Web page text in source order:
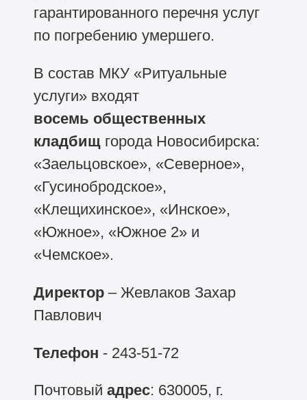
гарантированного перечня услуг
по погребению умершего.
В состав МКУ «Ритуальные
услуги» входят
восемь общественных
кладбищгорода Новосибирска:
«Заельцовское», «Северное»,
«Гусинобродское»,
«Клещихинское», «Инское»,
«Южное», «Южное 2» и
«Чемское».
Директор– Жевлаков Захар
Павлович
Телефон - 243-51-72
Почтовый адрес: 630005, г.